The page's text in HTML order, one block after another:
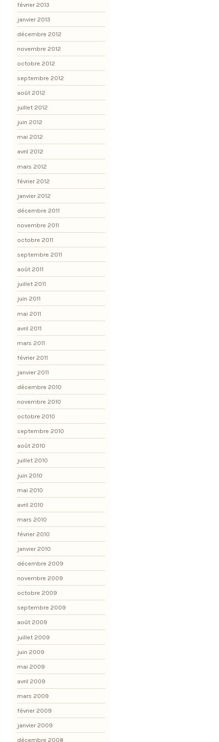
février 2013
janvier 2013
décembre 2012
novembre 2012
octobre 2012
septembre 2012
août 2012
juillet 2012
juin 2012
mai 2012
avril 2012
mars 2012
février 2012
janvier 2012
décembre 2011
novembre 2011
octobre 2011
septembre 2011
août 2011
juillet 2011
juin 2011
mai 2011
avril 2011
mars 2011
février 2011
janvier 2011
décembre 2010
novembre 2010
octobre 2010
septembre 2010
août 2010
juillet 2010
juin 2010
mai 2010
avril 2010
mars 2010
février 2010
janvier 2010
décembre 2009
novembre 2009
octobre 2009
septembre 2009
août 2009
juillet 2009
juin 2009
mai 2009
avril 2009
mars 2009
février 2009
janvier 2009
décembre 2008